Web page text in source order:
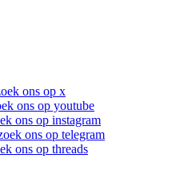
ons op x
ons op youtube
ons op instagram
ons op telegram
ons op threads